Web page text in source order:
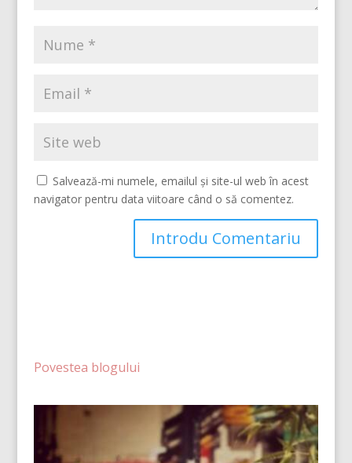
Salvează-mi numele, emailul și site-ul web în acest
navigator pentru data viitoare când o să comentez.
Povestea blogului